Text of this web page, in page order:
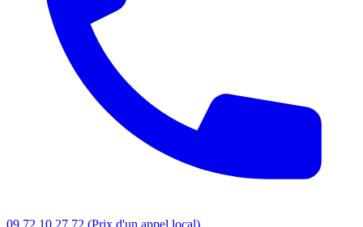
09.72.10.27.72 (Prix d'un appel local)